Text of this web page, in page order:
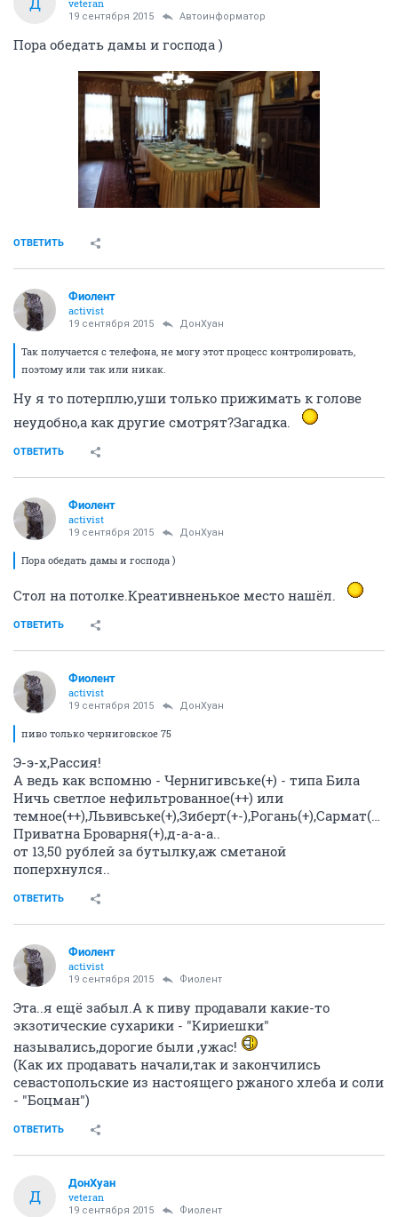
veteran
19 сентября 2015 Автоинформатор
Пора обедать дамы и господа )
ОТВЕТИТЬ
Фиолент
activist
19 сентября 2015 ДонХуан
Так получается с телефона, не могу этот процесс контролировать,
поэтому или так или никак.
Ну я то потерплю,уши только прижимать к голове
неудобно,а как другие смотрят?Загадка.
ОТВЕТИТЬ
Фиолент
activist
19 сентября 2015 ДонХуан
Пора обедать дамы и господа )
Стол на потолке.Креативненькое место нашёл.
ОТВЕТИТЬ
Фиолент
activist
19 сентября 2015 ДонХуан
пиво только черниговское 75
Э-э-х,Рассия!
А ведь как вспомню - Чернигивське(+) - типа Била
Ничь светлое нефильтрованное(++) или
темное(++),Львивське(+),Зиберт(+-
Приватна Броварня(+),д-а-а-а..
от 13,50 рублей за бутылку,аж сметаной
поперхнулся..
ОТВЕТИТЬ
Фиолент
activist
19 сентября 2015 Фиолент
Эта..я ещё забыл.А к пиву продавали какие-то
экзотические сухарики - "Кириешки"
назывались,дорогие были ,ужас!
(Как их продавать начали,так и закончились
севастопольские из настоящего ржаного хлеба и соли
- "Боцман")
ОТВЕТИТЬ
Д
ДонХуан
veteran
19 сентября 2015 Фиолент